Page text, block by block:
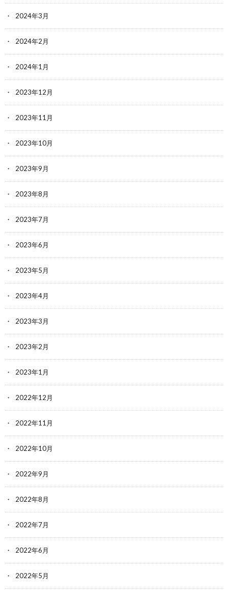
2024年3月
2024年2月
2024年1月
2023年12月
2023年11月
2023年10月
2023年9月
2023年8月
2023年7月
2023年6月
2023年5月
2023年4月
2023年3月
2023年2月
2023年1月
2022年12月
2022年11月
2022年10月
2022年9月
2022年8月
2022年7月
2022年6月
2022年5月